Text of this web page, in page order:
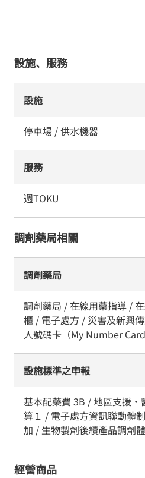
設施、服務
設施
停車場 / 供水機器
服務
週TOKU
調劑藥局相關
調劑藥局
調劑藥局 / 在線用藥指導 /
櫃 / 電子處方 / 災害及新興
人號碼卡（My Number
設施標準之申報
基本配藥費 3B / 地區支援・
算１ / 電子處方資訊聯動體
加 / 生物製劑後續產品調劑
經營商品